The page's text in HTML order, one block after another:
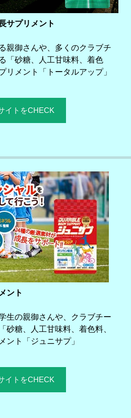
サプリメント
親御さんや、多くのクラブチ
「砂糖、人工甘味料、着色
リメント「トータルアップ」
イトをCHECK
ント
生の親御さんや、クラブチー
砂糖、人工甘味料、着色料、
ント「ジュニサプ」
イトをCHECK